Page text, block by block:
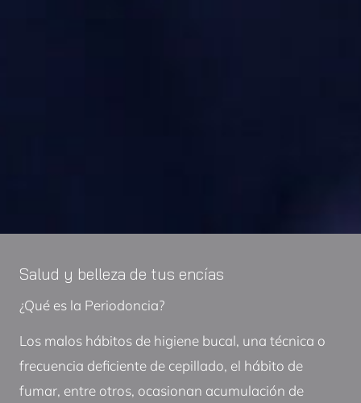
Salud y belleza de tus encías
¿Qué es la Periodoncia?
Los malos hábitos de higiene bucal, una técnica o
frecuencia deficiente de cepillado, el hábito de
fumar, entre otros, ocasionan acumulación de